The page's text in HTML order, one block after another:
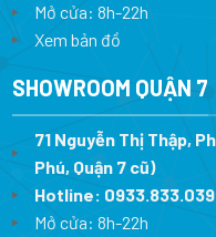
Mở cửa: 8h-22h
Xem bản đồ
SHOWROOM QUẬN 7
71 Nguyễn Thị Thập,
Phú, Quận 7 cũ)
Hotline: 0933.833.039
Mở cửa: 8h-22h